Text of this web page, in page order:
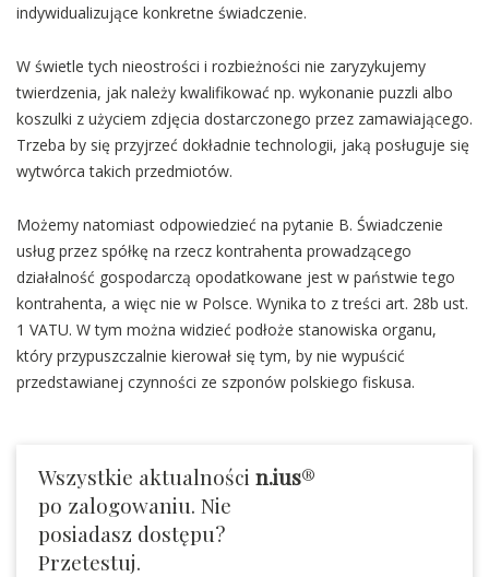
indywidualizujące konkretne świadczenie.
W świetle tych nieostrości i rozbieżności nie zaryzykujemy
twierdzenia, jak należy kwalifikować np. wykonanie puzzli albo
koszulki z użyciem zdjęcia dostarczonego przez zamawiającego.
Trzeba by się przyjrzeć dokładnie technologii, jaką posługuje się
wytwórca takich przedmiotów.
Możemy natomiast odpowiedzieć na pytanie B. Świadczenie
usług przez spółkę na rzecz kontrahenta prowadzącego
działalność gospodarczą opodatkowane jest w państwie tego
kontrahenta, a więc nie w Polsce. Wynika to z treści art. 28b ust.
1 VATU. W tym można widzieć podłoże stanowiska organu,
który przypuszczalnie kierował się tym, by nie wypuścić
przedstawianej czynności ze szponów polskiego fiskusa.
Wszystkie aktualności n.ius®
po zalogowaniu. Nie
posiadasz dostępu?
Przetestuj.